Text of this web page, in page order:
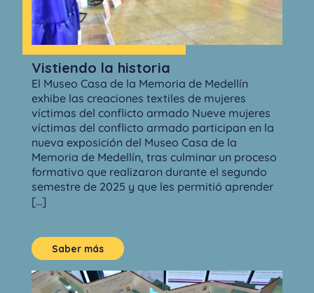
Vistiendo la historia
El Museo Casa de la Memoria de Medellín
exhibe las creaciones textiles de mujeres
víctimas del conflicto armado Nueve mujeres
víctimas del conflicto armado participan en la
nueva exposición del Museo Casa de la
Memoria de Medellín, tras culminar un proceso
formativo que realizaron durante el segundo
semestre de 2025 y que les permitió aprender
[...]
Saber más